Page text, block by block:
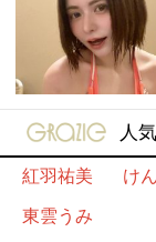
人
紅羽祐美
け
東雲うみ